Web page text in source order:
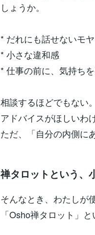
しょうか。
* だれにも話せないモ
* 小さな違和感
* 仕事の前に、気持ち
相談するほどでもない。
アドバイスがほしいわ
ただ、「自分の内側に
禅タロットという、
そんなとき、わたしが
「Osho禅タロット」と